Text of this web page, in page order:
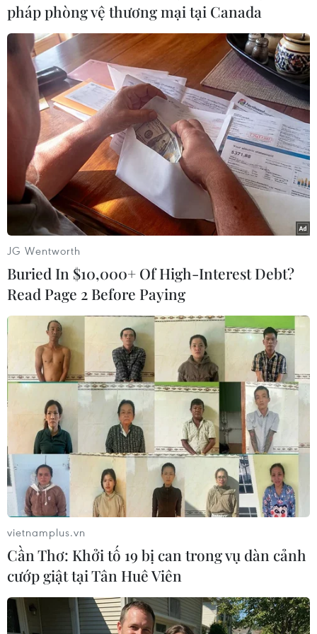
Du khách quốc tế đi qua bến phà Đồng Bài trưa 27/4. (Ảnh:
Minh Thu/TTXVN)
(TTXVN/Vietnam+)
#Bến phà Đồng Bài #Hải Phòng
#đảo Cát Bà
#nghỉ lễ
TP. Hải Phòng
pháp phòng vệ thương mại tại Canada
JG Wentworth
Buried In $10,000+ Of High-Interest Debt?
Read Page 2 Before Paying
vietnamplus.vn
Cần Thơ: Khởi tố 19 bị can trong vụ dàn cảnh
cướp giật tại Tân Huê Viên